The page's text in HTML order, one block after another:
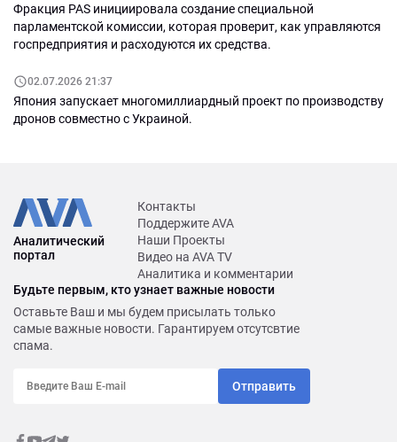
Фракция PAS инициировала создание специальной
парламентской комиссии, которая проверит, как управляются
госпредприятия и расходуются их средства.
02.07.2026 21:37
Япония запускает многомиллиардный проект по производству
дронов совместно с Украиной.
Аналитический
портал
Контакты
Поддержите AVA
Наши Проекты
Видео на AVA TV
Аналитика и комментарии
Будьте первым, кто узнает важные новости
Оставьте Ваш и мы будем присылать только
самые важные новости. Гарантируем отсутсвтие
спама.
Отправить